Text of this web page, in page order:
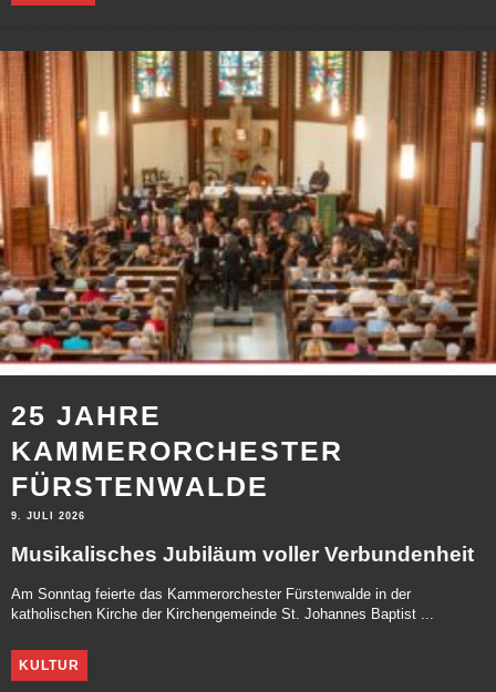
25 JAHRE
KAMMERORCHESTER
FÜRSTENWALDE
9. JULI 2026
Musikalisches Jubiläum voller Verbundenheit
Am Sonntag feierte das Kammerorchester Fürstenwalde in der
katholischen Kirche der Kirchengemeinde St. Johannes Baptist ...
KULTUR